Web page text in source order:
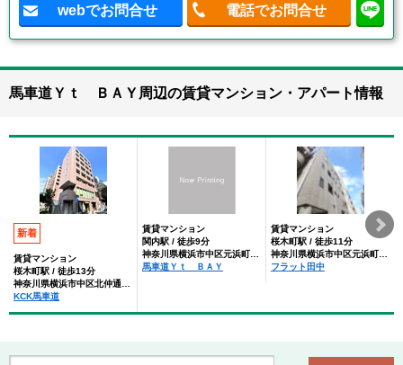
webでお問合せ 電話でお問合せ
馬車道Ｙｔ ＢＡＹ周辺の賃貸マンション・アパート情報
新着
賃貸マンション
桜木町駅 / 徒歩13分
神奈川県横浜市中区北仲通２丁目
KCK馬車道
賃貸マンション
関内駅 / 徒歩9分
神奈川県横浜市中区元浜町４丁目
馬車道Ｙｔ ＢＡＹ
賃貸マンション
桜木町駅 / 徒歩11分
神奈川県横浜市中区元浜町４丁目
フラット田中